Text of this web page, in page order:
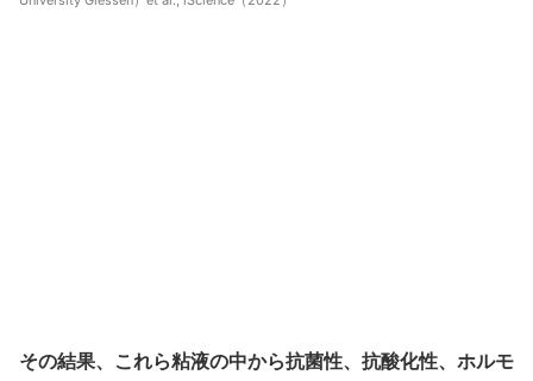
その結果、これら粘液の中から抗菌性、抗酸化性、ホルモ